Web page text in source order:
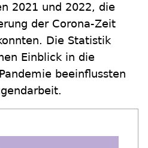
2021 und 2022, die
der Corona-Zeit
Die Statistik
Einblick in die
beeinflussten